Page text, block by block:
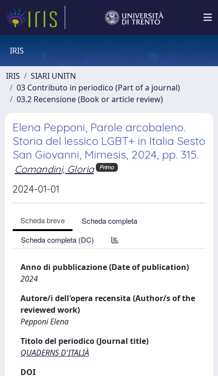
IRIS
IRIS
SIARI UNITN
03 Contributo in periodico (Part of a journal)
03.2 Recensione (Book or article review)
Elena Pepponi, Parole arcobaleno.
Storia del lessico LGBT+ in Italia Sesto
San Giovanni, Mimesis, 2024, pp. 315.
Comandini, Gloria Primo
2024-01-01
Scheda breve
Scheda completa
Scheda completa (DC)
Anno di pubblicazione (Date of publication)
2024
Autore/i dell'opera recensita (Author/s of the
reviewed work)
Pepponi Elena
Titolo del periodico (Journal title)
QUADERNS D'ITALIÀ
DOI